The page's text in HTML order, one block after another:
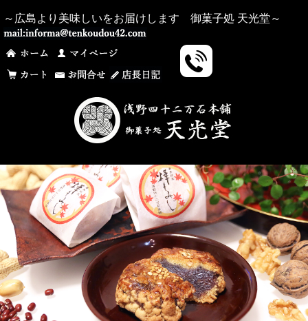
～広島より美味しいをお届けします 御菓子処 天光堂～